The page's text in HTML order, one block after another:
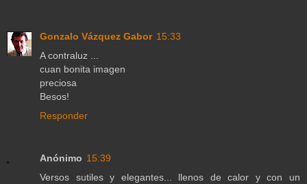
Gonzalo Vázquez Gabor 15:33
A contraluz ...
cuan bonita imagen
preciosa
Besos!
Responder
Anónimo 15:39
Versos sutiles y elegantes... llenos de calor y con un